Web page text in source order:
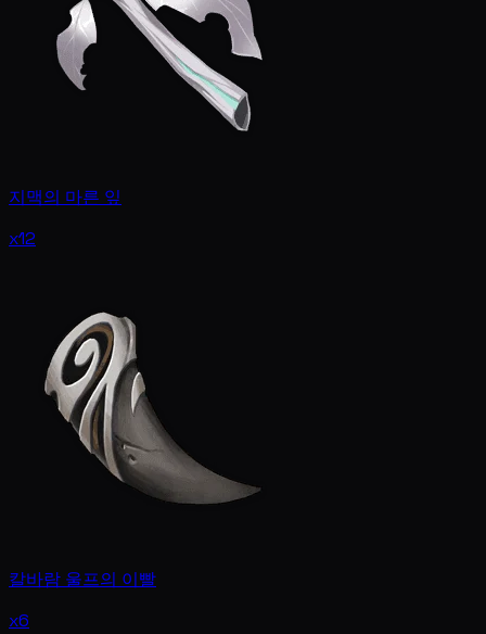
지맥의 마른 잎
x12
칼바람 울프의 이빨
x6